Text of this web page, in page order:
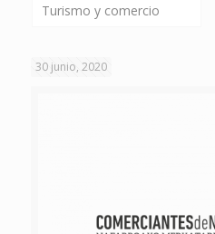
Turismo y comercio
30 junio, 2020